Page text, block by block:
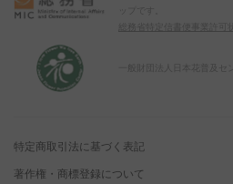
総務省特定信書便事業許可状
特定商取引法に基づく表記
著作権・商標登録について